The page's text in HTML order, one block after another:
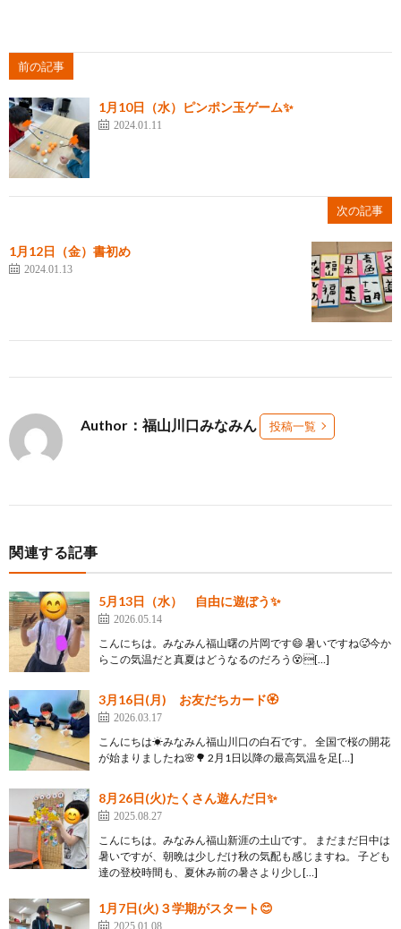
前の記事
1月10日（水）ピンポン玉ゲーム✨
2024.01.11
次の記事
1月12日（金）書初め
2024.01.13
Author：福山川口みなみん 投稿一覧
関連する記事
5月13日（水） 自由に遊ぼう✨
2026.05.14
こんにちは。みなみん福山曙の片岡です😄 暑いですね🥵今か
らこの気温だと真夏はどうなるのだろう😵[…]
3月16日(月) お友だちカード🏵️
2026.03.17
こんにちは☀みなみん福山川口の白石です。 全国で桜の開花
が始まりましたね🌸🌳 2月1日以降の最高気温を足[…]
8月26日(火)たくさん遊んだ日✨
2025.08.27
こんにちは。みなみん福山新涯の土山です。 まだまだ日中は
暑いですが、朝晩は少しだけ秋の気配も感じますね。 子ども
達の登校時間も、夏休み前の暑さより少し[…]
1月7日(火)３学期がスタート😊
2025.01.08